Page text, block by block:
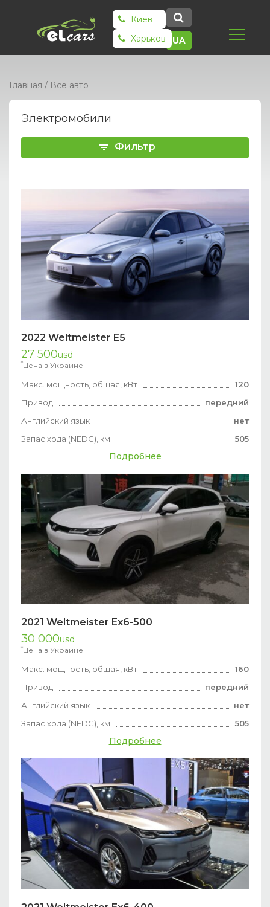
Киев
Харьков
UA
Главная / Все авто
Электромобили
Фильтр
2022 Weltmeister E5
27 500usd
*Цена в Украине
Макс. мощность, общая, кВт
120
Привод
передний
Английский язык
нет
Запас хода (NEDC), км
505
Подробнее
2021 Weltmeister Ex6-500
30 000usd
*Цена в Украине
Макс. мощность, общая, кВт
160
Привод
передний
Английский язык
нет
Запас хода (NEDC), км
505
Подробнее